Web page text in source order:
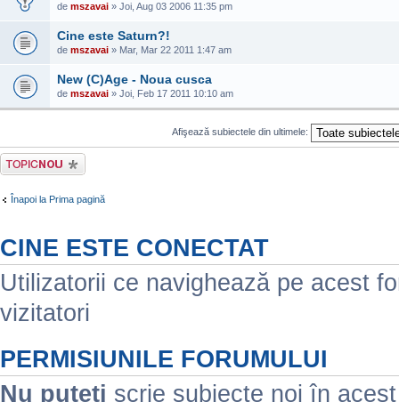
de mszavai » Joi, Aug 03 2006 11:35 pm
Cine este Saturn?!
de mszavai » Mar, Mar 22 2011 1:47 am
New (C)Age - Noua cusca
de mszavai » Joi, Feb 17 2011 10:10 am
Afişează subiectele din ultimele:
Scrie un subiect
nou
Înapoi la Prima pagină
CINE ESTE CONECTAT
Utilizatorii ce navighează pe acest
vizitatori
PERMISIUNILE FORUMULUI
Nu puteţi scrie subiecte noi în